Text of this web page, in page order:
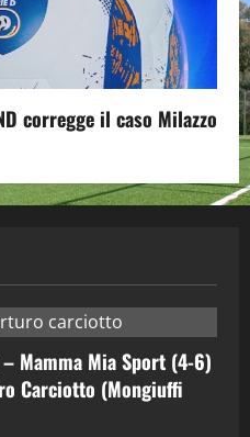
corregge il caso Milazzo
Mamma Mia Sport (4-6)
Carciotto (Mongiuffi